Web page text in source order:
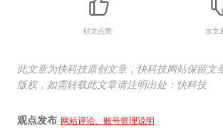
好文点赞 水文
此文章为快科技原创文章，快科技网站保留文
版权，如需转载此文章请注明出处：快科技
观点发布 网站评论、账号管理说明